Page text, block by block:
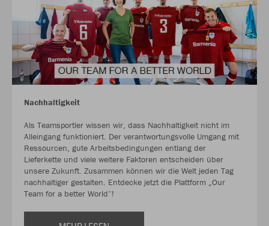
Nachhaltigkeit
Als Teamsportler wissen wir, dass Nachhaltigkeit nicht im
Alleingang funktioniert. Der verantwortungsvolle Umgang mit
Ressourcen, gute Arbeitsbedingungen entlang der
Lieferkette und viele weitere Faktoren entscheiden über
unsere Zukunft. Zusammen können wir die Welt jeden Tag
nachhaltiger gestalten. Entdecke jetzt die Plattform „Our
Team for a better World“!